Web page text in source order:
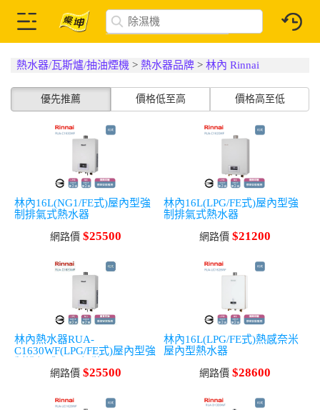
熱水器/瓦斯爐/抽油煙機 >熱水器品牌 >林內 Rinnai
優先推薦 價格低至高 價格高至低
林內16L(NG1/FE式)屋內型強
制排氣式熱水器
網路價 $25500
林內16L(LPG/FE式)屋內型強
制排氣式熱水器
網路價 $21200
林內熱水器RUA-
C1630WF(LPG/FE式)屋內型強
網路價 $25500
林內16L(LPG/FE式)熱感奈米
屋內型熱水器
網路價 $28600